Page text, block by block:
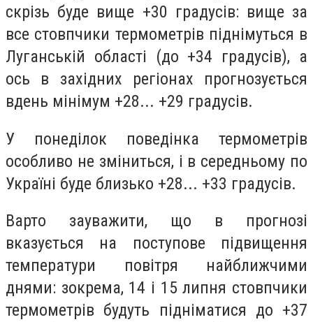
скрізь буде вище +30 градусів: вище за
все стовпчики термометрів піднімуться в
Луганській області (до +34 градусів), а
ось в західних регіонах прогнозується
вдень мінімум +28... +29 градусів.
У понеділок поведінка термометрів
особливо не зміниться, і в середньому по
Україні буде близько +28... +33 градусів.
Варто зауважити, що в прогнозі
вказується на поступове підвищення
температури повітря найближчими
днями: зокрема, 14 і 15 липня стовпчики
термометрів будуть підніматися до +37